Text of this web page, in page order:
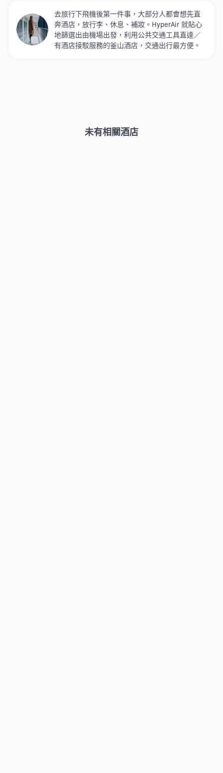
去旅行下飛機後第一件事，大部分人都會想先直
奔酒店，放行李、休息、補妝。HyperAir 就貼心
地篩選出由機場出發，利用公共交通工具直達／
有酒店接駁服務的釜山酒店，交通出行最方便。
未有相關酒店